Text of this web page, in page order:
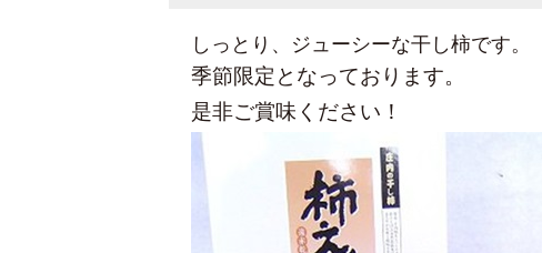
しっとり、ジューシーな干し柿です。
季節限定となっております。
是非ご賞味ください！